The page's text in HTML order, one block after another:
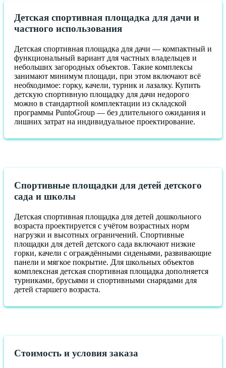
Детская спортивная площадка для дачи и
частного использования
Детская спортивная площадка для дачи — компактный и
функциональный вариант для частных владельцев и
небольших загородных объектов. Такие комплексы
занимают минимум площади, при этом включают всё
необходимое: горку, качели, турник и лазалку. Купить
детскую спортивную площадку для дачи недорого
можно в стандартной комплектации из складской
программы PuntoGroup — без длительного ожидания и
лишних затрат на индивидуальное проектирование.
Спортивные площадки для детей детского
сада и школы
Детская спортивная площадка для детей дошкольного
возраста проектируется с учётом возрастных норм
нагрузки и высотных ограничений. Спортивные
площадки для детей детского сада включают низкие
горки, качели с ограждёнными сиденьями, развивающие
панели и мягкое покрытие. Для школьных объектов
комплексная детская спортивная площадка дополняется
турниками, брусьями и спортивными снарядами для
детей старшего возраста.
Стоимость и условия заказа